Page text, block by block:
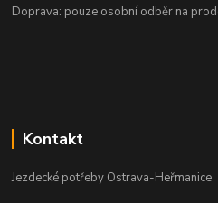
Doprava: pouze osobní odběr na
Kontakt
Jezdecké potřeby Ostrava-Heřmanice